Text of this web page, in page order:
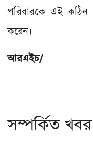
পরিবারকে এই
করেন।
আরএইচ/
সম্পর্কিত খবর